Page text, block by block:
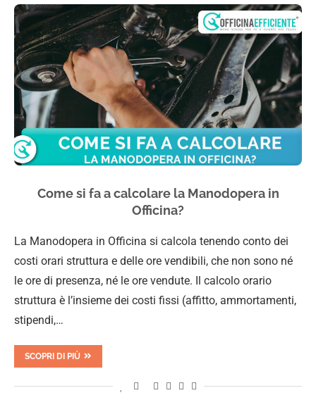
Come si fa a calcolare la Manodopera in
Officina?
La Manodopera in Officina si calcola tenendo conto dei
costi orari struttura e delle ore vendibili, che non sono né
le ore di presenza, né le ore vendute. Il calcolo orario
struttura è l’insieme dei costi fissi (affitto, ammortamenti,
stipendi,…
SCOPRI DI PIÙ